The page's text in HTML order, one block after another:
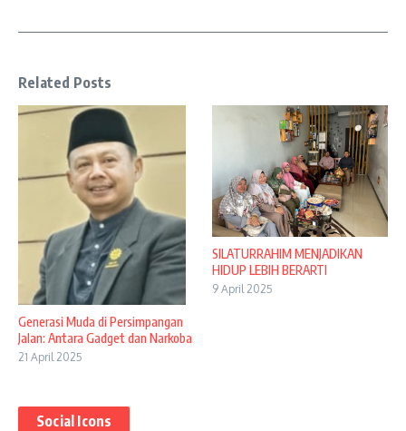
Related Posts
Generasi Muda di Persimpangan
Jalan: Antara Gadget dan Narkoba
21 April 2025
SILATURRAHIM MENJADIKAN
HIDUP LEBIH BERARTI
9 April 2025
Social Icons